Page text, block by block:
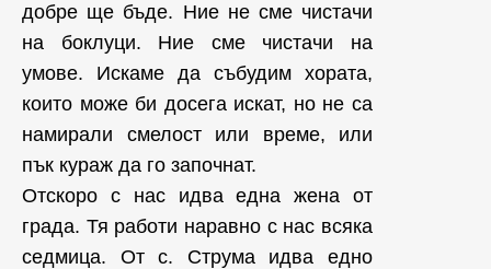
добре ще бъде. Ние не сме чистачи
на боклуци. Ние сме чистачи на
умове. Искаме да събудим хората,
които може би досега искат, но не са
намирали смелост или време, или
пък кураж да го започнат.
Отскоро с нас идва една жена от
града. Тя работи наравно с нас всяка
седмица. От с. Струма идва едно